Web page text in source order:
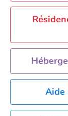
Recherche
Aide